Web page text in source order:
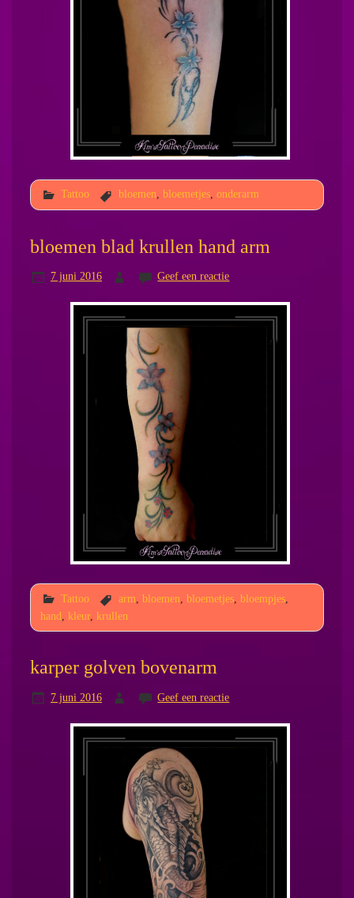
Tattoo bloemen bloemetjes, onderarm
bloemen blad krullen hand arm
7 juni 2016 Geef een reactie
Tattoo arm bloemen bloemetjes, bloempjes,
hand, kleur, krullen
karper golven bovenarm
7 juni 2016 Geef een reactie